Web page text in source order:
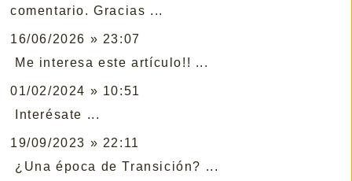
comentario. Gracias ...
16/06/2026 » 23:07
Me interesa este artículo!! ...
01/02/2024 » 10:51
Interésate ...
19/09/2023 » 22:11
¿Una época de Transición? ...